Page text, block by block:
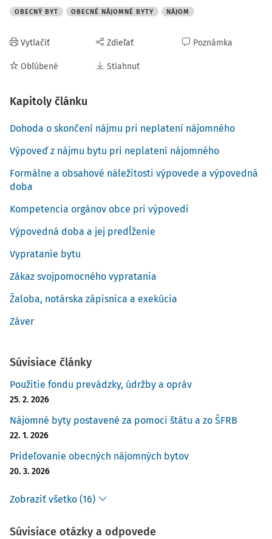
------------------------------
Dohoda o skončení nájmu musí mať písomnú formu a
nájomný vzťah k bytu ukončiť. V dohode je súčasne
prenajímateľom prevzatá) či vzájomné nároky
OBECNÝ BYT OBECNÉ NÁJOMNÉ BYTY NÁJOM
Vytlačiť
Obľúbené
Zdieľať
Stiahnuť
Poznámka
Kapitoly článku
Dohoda o skončení nájmu pri neplatení nájomného
Výpoveď z nájmu bytu pri neplatení nájomného
Formálne a obsahové náležitosti výpovede a výpovedná
doba
Kompetencia orgánov obce pri výpovedi
Výpovedná doba a jej predĺženie
Vypratanie bytu
Zákaz svojpomocného vypratania
Žaloba, notárska zápisnica a exekúcia
Záver
Súvisiace články
Použitie fondu prevádzky, údržby a opráv
25. 2. 2026
Nájomné byty postavené za pomoci štátu a zo ŠFRB
22. 1. 2026
Prideľovanie obecných nájomných bytov
20. 3. 2026
Zobraziť všetko (16)
Súvisiace otázky a odpovede